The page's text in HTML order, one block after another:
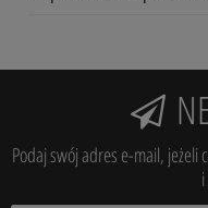
Podaj swój adres e-mail, jeżeli
i